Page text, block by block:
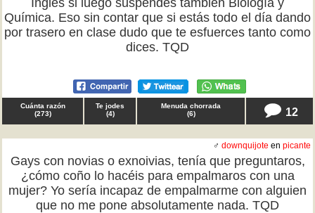
Inglés si luego suspendes también Biología y
Química. Eso sin contar que si estás todo el día dando
por trasero en clase dudo que te esfuerces tanto como
dices. TQD
Cuánta razón
(273)
Te jodes
(4)
Menuda chorrada
(6) 12
♂ downquijote en picante
Gays con novias o exnoivias, tenía que preguntaros,
¿cómo coño lo hacéis para empalmaros con una
mujer? Yo sería incapaz de empalmarme con alguien
que no me pone absolutamente nada. TQD